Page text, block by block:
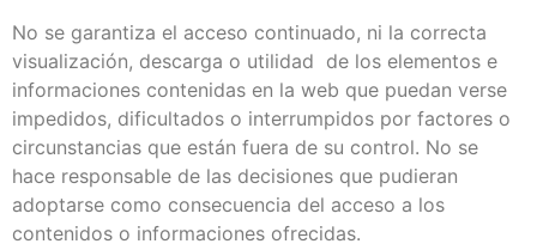
No se garantiza el acceso continuado, ni la correcta
visualización, descarga o utilidad de los elementos e
informaciones contenidas en la web que puedan verse
impedidos, dificultados o interrumpidos por factores o
circunstancias que están fuera de su control. No se
hace responsable de las decisiones que pudieran
adoptarse como consecuencia del acceso a los
contenidos o informaciones ofrecidas.